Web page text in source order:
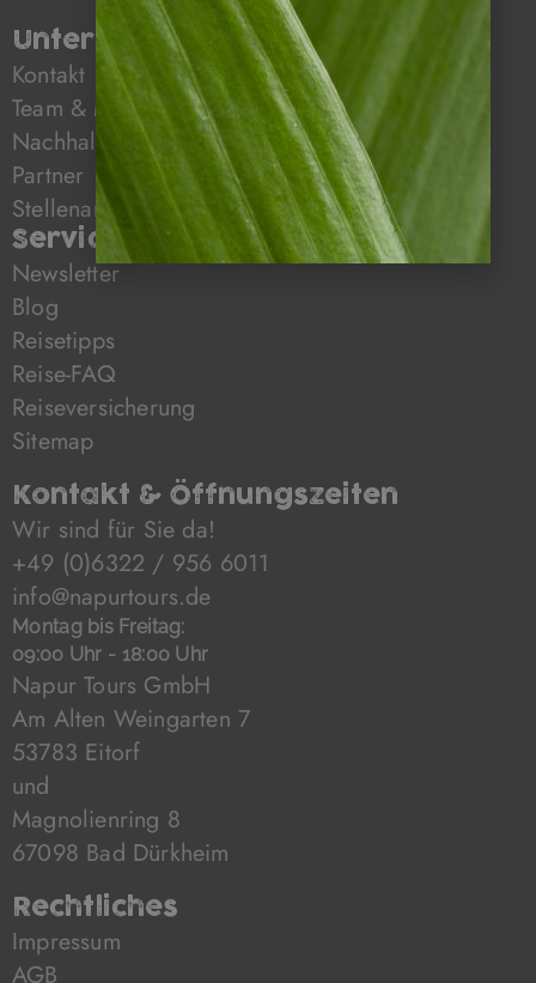
Unternehmen
Kontakt
Team & Mission
Nachhaltiges Reisen mit Napur Tours
Partner
Stellenangebote
Service
Newsletter
Blog
Reisetipps
Reise-FAQ
Reiseversicherung
Sitemap
Kontakt & Öffnungszeiten
Wir sind für Sie da!
+49 (0)6322 / 956 6011
info@napurtours.de
Montag bis Freitag:
09:00 Uhr - 18:00 Uhr
Napur Tours GmbH
Am Alten Weingarten 7
53783 Eitorf
und
Magnolienring 8
67098 Bad Dürkheim
Rechtliches
Impressum
AGB